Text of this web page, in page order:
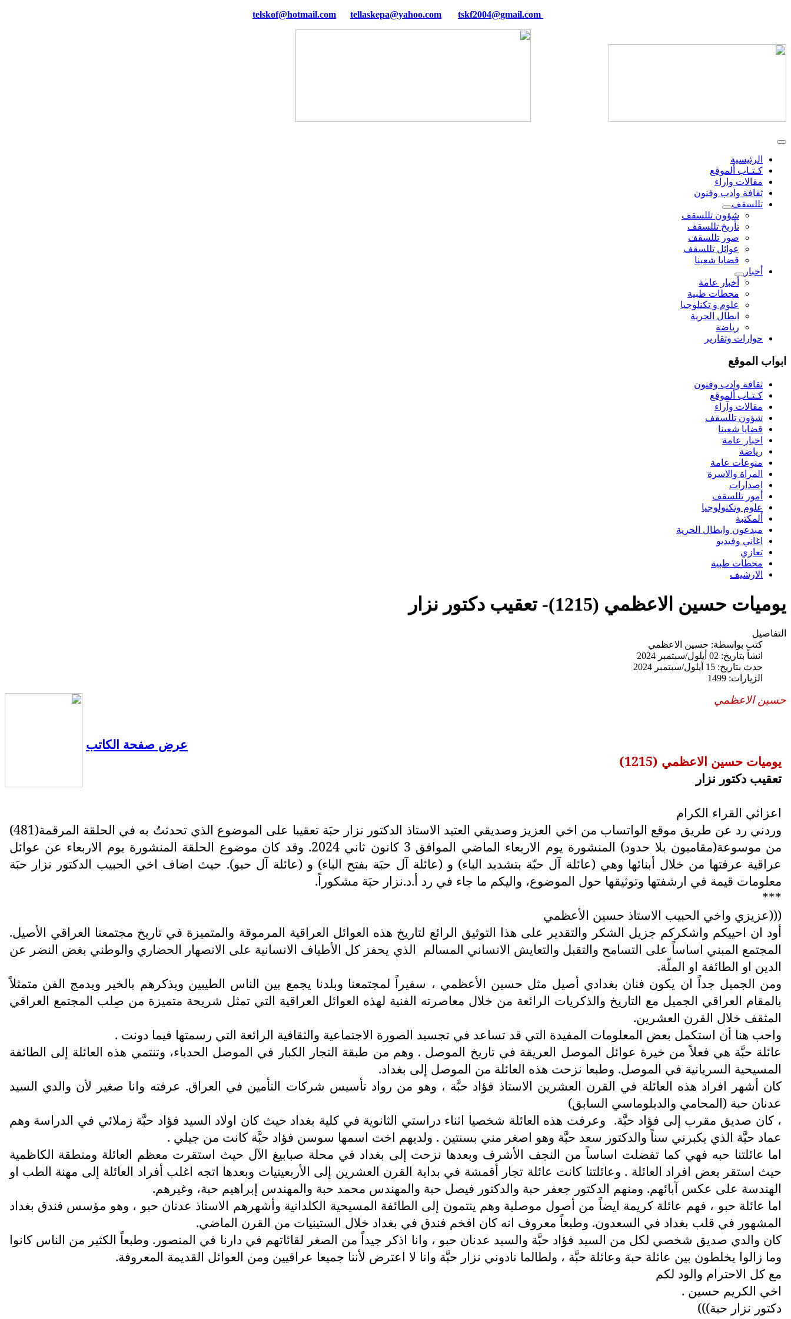
tellaskepa@yahoo.com tskf2004@gmail.com
الرئيسية
كـتـاب ألموقع
مقالات واراء
ثقافة وادب وفنون
تللسقف
شؤون تللسقف
تأريخ تللسقف
صور تللسقف
عوائل تللسقف
قضايا شعبنا
أخبار
أخبار عامة
محطات طبية
علوم و تکنلوجیا
ابطال الحرية
رياضة
حوارات وتقارير
ابواب الموقع
ثقافة وادب وفنون
كـتـاب ألموقع
مقالات وآراء
شؤون تللسقف
قضايا شعبنا
اخبار عامة
رياضة
منوعات عامة
المراة والاسرة
اصدارات
أمور تللسقف
علوم وتكنولوجيا
ألمكتبة
مبدعون وابطال الحرية
اغاني وفيديو
تعازي
محطات طبية
الارشيف
يوميات حسين الاعظمي (1215)- تعقيب دكتور نزار
التفاصيل
كتب بواسطة: حسين الاعظمي
انشأ بتاريخ: 02 أيلول/سبتمبر 2024
حدث بتاريخ: 15 أيلول/سبتمبر 2024
الزيارات: 1499
حسين الاعظمي
عرض صفحة الكاتب
يوميات حسين الاعظمي (1215)
تعقيب دكتور نزار
اعزائي القراء الكرام
وردني رد عن طريق موقع الواتساب من اخي العزيز وصديقي العتيد الاستاذ الدكتور نزار حبَة تعقيبا على الموضوع الذي تحدثتُ به في الحلقة المرقمة(481)
من موسوعة(مقاميون بلا حدود) المنشورة يوم الاربعاء الماضي الموافق 3 كانون ثاني 2024. وقد كان موضوع الحلقة المنشورة يوم الاربعاء عن عوائل
عراقية عرفتها من خلال أبنائها وهي (عائلة آل حبّة بتشديد الباء) و (عائلة آل حبَة بفتح الباء) و (عائلة آل حبو). حيث اضاف اخي الحبيب الدكتور نزار حبَة
معلومات قيمة في ارشفتها وتوثيقها حول الموضوع، واليكم ما جاء في رد أ.د.نزار حبَة مشكوراً.
***
(((عزيزي واخي الحبيب الاستاذ حسين الأعظمي
أود ان احييكم واشكركم جزيل الشكر والتقدير على هذا التوثيق الرائع لتاريخ هذه العوائل العراقية المرموقة والمتميزة في تاريخ مجتمعنا العراقي الأصيل.
المجتمع المبني اساساً على التسامح والتقبل والتعايش الانساني المسالم الذي يحفز كل الأطياف الانسانية على الانصهار الحضاري والوطني بغض النضر عن
الدين او الطائفة او الملّة.
ومن الجميل جداً ان يكون فنان بغدادي أصيل مثل حسين الأعظمي ، سفيراً لمجتمعنا وبلدنا يجمع بين الناس الطيبين ويذكرهم بالخير ويدمج الفن متمثلاً
بالمقام العراقي الجميل مع التاريخ والذكريات الرائعة من خلال معاصرته الفنية لهذه العوائل العراقية التي تمثل شريحة متميزة من صِلب المجتمع العراقي
المثقف خلال القرن العشرين.
واحب هنا أن استكمل بعض المعلومات المفيدة التي قد تساعد في تجسيد الصورة الاجتماعية والثقافية الرائعة التي رسمتها فيما دونت .
عائلة حبَّة هي فعلاً من خيرة عوائل الموصل العريقة في تاريخ الموصل . وهم من طبقة التجار الكبار في الموصل الحدباء، وتنتمي هذه العائلة إلى الطائفة
المسيحية السريانية في الموصل. وطبعا نزحت هذه العائلة من الموصل إلى بغداد.
كان أشهر افراد هذه العائلة في القرن العشرين الاستاذ فؤاد حبَّة ، وهو من رواد تأسيس شركات التأمين في العراق. عرفته وانا صغير لأن والدي السيد
عدنان حبة (المحامي والدبلوماسي السابق)
، كان صديق مقرب إلى فؤاد حبَّة. وعرفت هذه العائلة شخصيا اثناء دراستي الثانوية في كلية بغداد حيث كان اولاد السيد فؤاد حبَّة زملائي في الدراسة وهم
عماد حبَّة الذي يكبرني سناً والدكتور سعد حبَّة وهو اصغر مني بسنتين . ولديهم اخت اسمها سوسن فؤاد حبَّة كانت من جيلي .
اما عائلتنا حبه فهي كما تفضلت اساساً من النجف الأشرف وبعدها نزحت إلى بغداد في محلة صبابيغ الآل حيث استقرت معظم العائلة ومنطقة الكاظمية
حيث استقر بعض افراد العائلة . وعائلتنا كانت عائلة تجار أقمشة في بداية القرن العشرين إلى الأربعينيات وبعدها اتجه اغلب أفراد العائلة إلى مهنة الطب او
الهندسة على عكس آبائهم. ومنهم الدكتور جعفر حبة والدكتور فيصل حبة والمهندس محمد حبة والمهندس إبراهيم حبة، وغيرهم.
اما عائلة حبو ، فهم عائلة كريمة ايضاً من أصول موصلية وهم ينتمون إلى الطائفة المسيحية الكلدانية وأشهرهم الاستاذ عدنان حبو ، وهو مؤسس فندق بغداد
المشهور في قلب بغداد في السعدون. وطبعاً معروف انه كان افخم فندق في بغداد خلال الستينيات من القرن الماضي.
كان والدي صديق شخصي لكل من السيد فؤاد حبَّة والسيد عدنان حبو ، وانا اذكر جيداً من الصغر لقائاتهم في دارنا في المنصور. وطبعاً الكثير من الناس كانوا
وما زالوا يخلطون بين عائلة حبة وعائلة حبَّة ، ولطالما نادوني نزار حبَّة وانا لا اعترض لأننا جميعا عراقيين ومن العوائل القديمة المعروفة.
مع كل الاحترام والود لكم
اخي الكريم حسين .
دكتور نزار حبة)))